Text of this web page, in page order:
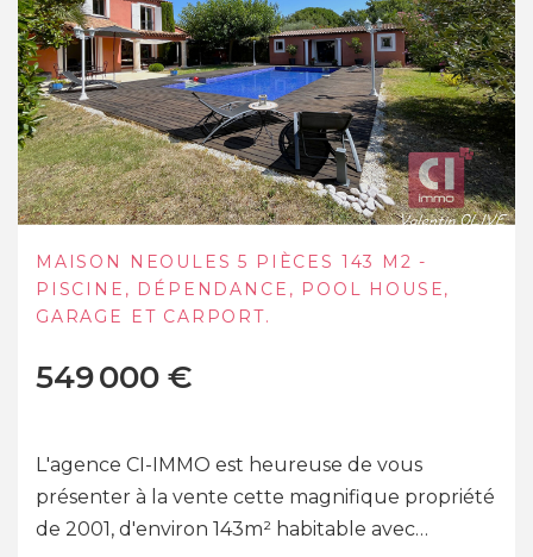
A VENDRE MAISON COMPOSÉE DE DEUX
LOGEMENTS(136 M²) À GAREOULT
à deux pas de Toulon, CI IMMO vous propose
cette maison de 135,57 m² et sur un terrain de
418 m² à GAREOULT (83136). C'est une m...